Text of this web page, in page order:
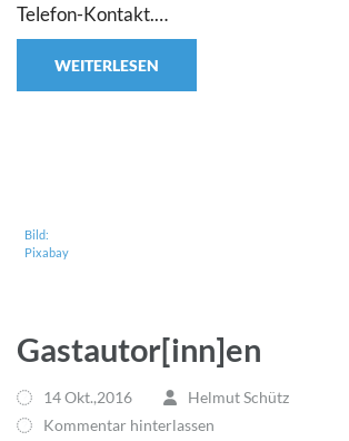
Telefon-Kontakt.…
WEITERLESEN
Bild:
Pixabay
Gastautor[inn]en
14 Okt.,2016
Helmut Schütz
Kommentar hinterlassen